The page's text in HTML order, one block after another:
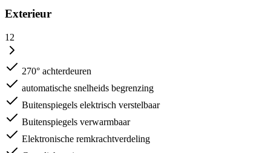
Exterieur
12
270° achterdeuren
automatische snelheids begrenzing
Buitenspiegels elektrisch verstelbaar
Buitenspiegels verwarmbaar
Elektronische remkrachtverdeling